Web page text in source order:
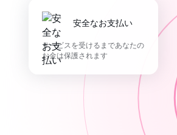
安全なお支払い
サービスを受けるまであなたの
お金は保護されます